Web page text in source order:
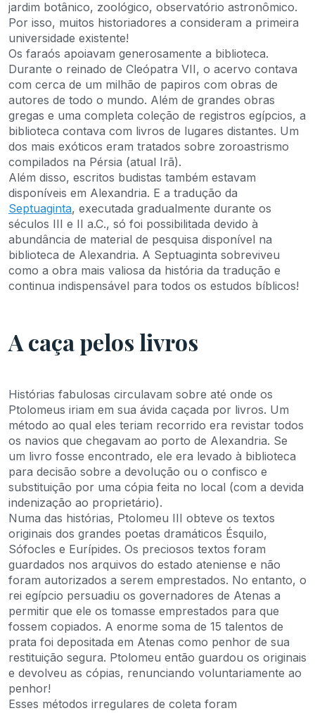
jardim botânico, zoológico, observatório astronômico.
Por isso, muitos historiadores a consideram a primeira
universidade existente!
Os faraós apoiavam generosamente a biblioteca.
Durante o reinado de Cleópatra VII, o acervo contava
com cerca de um milhão de papiros com obras de
autores de todo o mundo. Além de grandes obras
gregas e uma completa coleção de registros egípcios, a
biblioteca contava com livros de lugares distantes. Um
dos mais exóticos eram tratados sobre zoroastrismo
compilados na Pérsia (atual Irã).
Além disso, escritos budistas também estavam
disponíveis em Alexandria. E a tradução da
Septuaginta, executada gradualmente durante os
séculos III e II a.C., só foi possibilitada devido à
abundância de material de pesquisa disponível na
biblioteca de Alexandria. A Septuaginta sobreviveu
como a obra mais valiosa da história da tradução e
continua indispensável para todos os estudos bíblicos!
A caça pelos livros
Histórias fabulosas circulavam sobre até onde os
Ptolomeus iriam em sua ávida caçada por livros. Um
método ao qual eles teriam recorrido era revistar todos
os navios que chegavam ao porto de Alexandria. Se
um livro fosse encontrado, ele era levado à biblioteca
para decisão sobre a devolução ou o confisco e
substituição por uma cópia feita no local (com a devida
indenização ao proprietário).
Numa das histórias, Ptolomeu III obteve os textos
originais dos grandes poetas dramáticos Ésquilo,
Sófocles e Eurípides. Os preciosos textos foram
guardados nos arquivos do estado ateniense e não
foram autorizados a serem emprestados. No entanto, o
rei egípcio persuadiu os governadores de Atenas a
permitir que ele os tomasse emprestados para que
fossem copiados. A enorme soma de 15 talentos de
prata foi depositada em Atenas como penhor de sua
restituição segura. Ptolomeu então guardou os originais
e devolveu as cópias, renunciando voluntariamente ao
penhor!
Esses métodos irregulares de coleta foram